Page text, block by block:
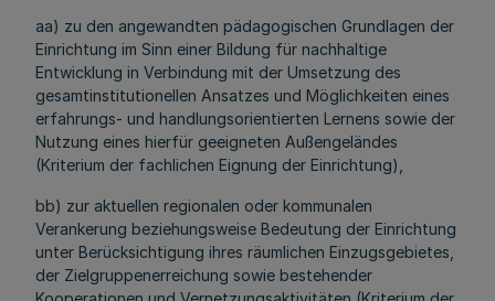
aa) zu den angewandten pädagogischen Grundlagen der
Einrichtung im Sinn einer Bildung für nachhaltige
Entwicklung in Verbindung mit der Umsetzung des
gesamtinstitutionellen Ansatzes und Möglichkeiten eines
erfahrungs- und handlungsorientierten Lernens sowie der
Nutzung eines hierfür geeigneten Außengeländes
(Kriterium der fachlichen Eignung der Einrichtung),
bb) zur aktuellen regionalen oder kommunalen
Verankerung beziehungsweise Bedeutung der Einrichtung
unter Berücksichtigung ihres räumlichen Einzugsgebietes,
der Zielgruppenerreichung sowie bestehender